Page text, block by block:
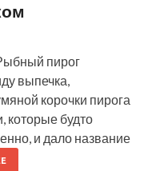
пирог
выпечка,
корочки пирога
которые будто
и дало название